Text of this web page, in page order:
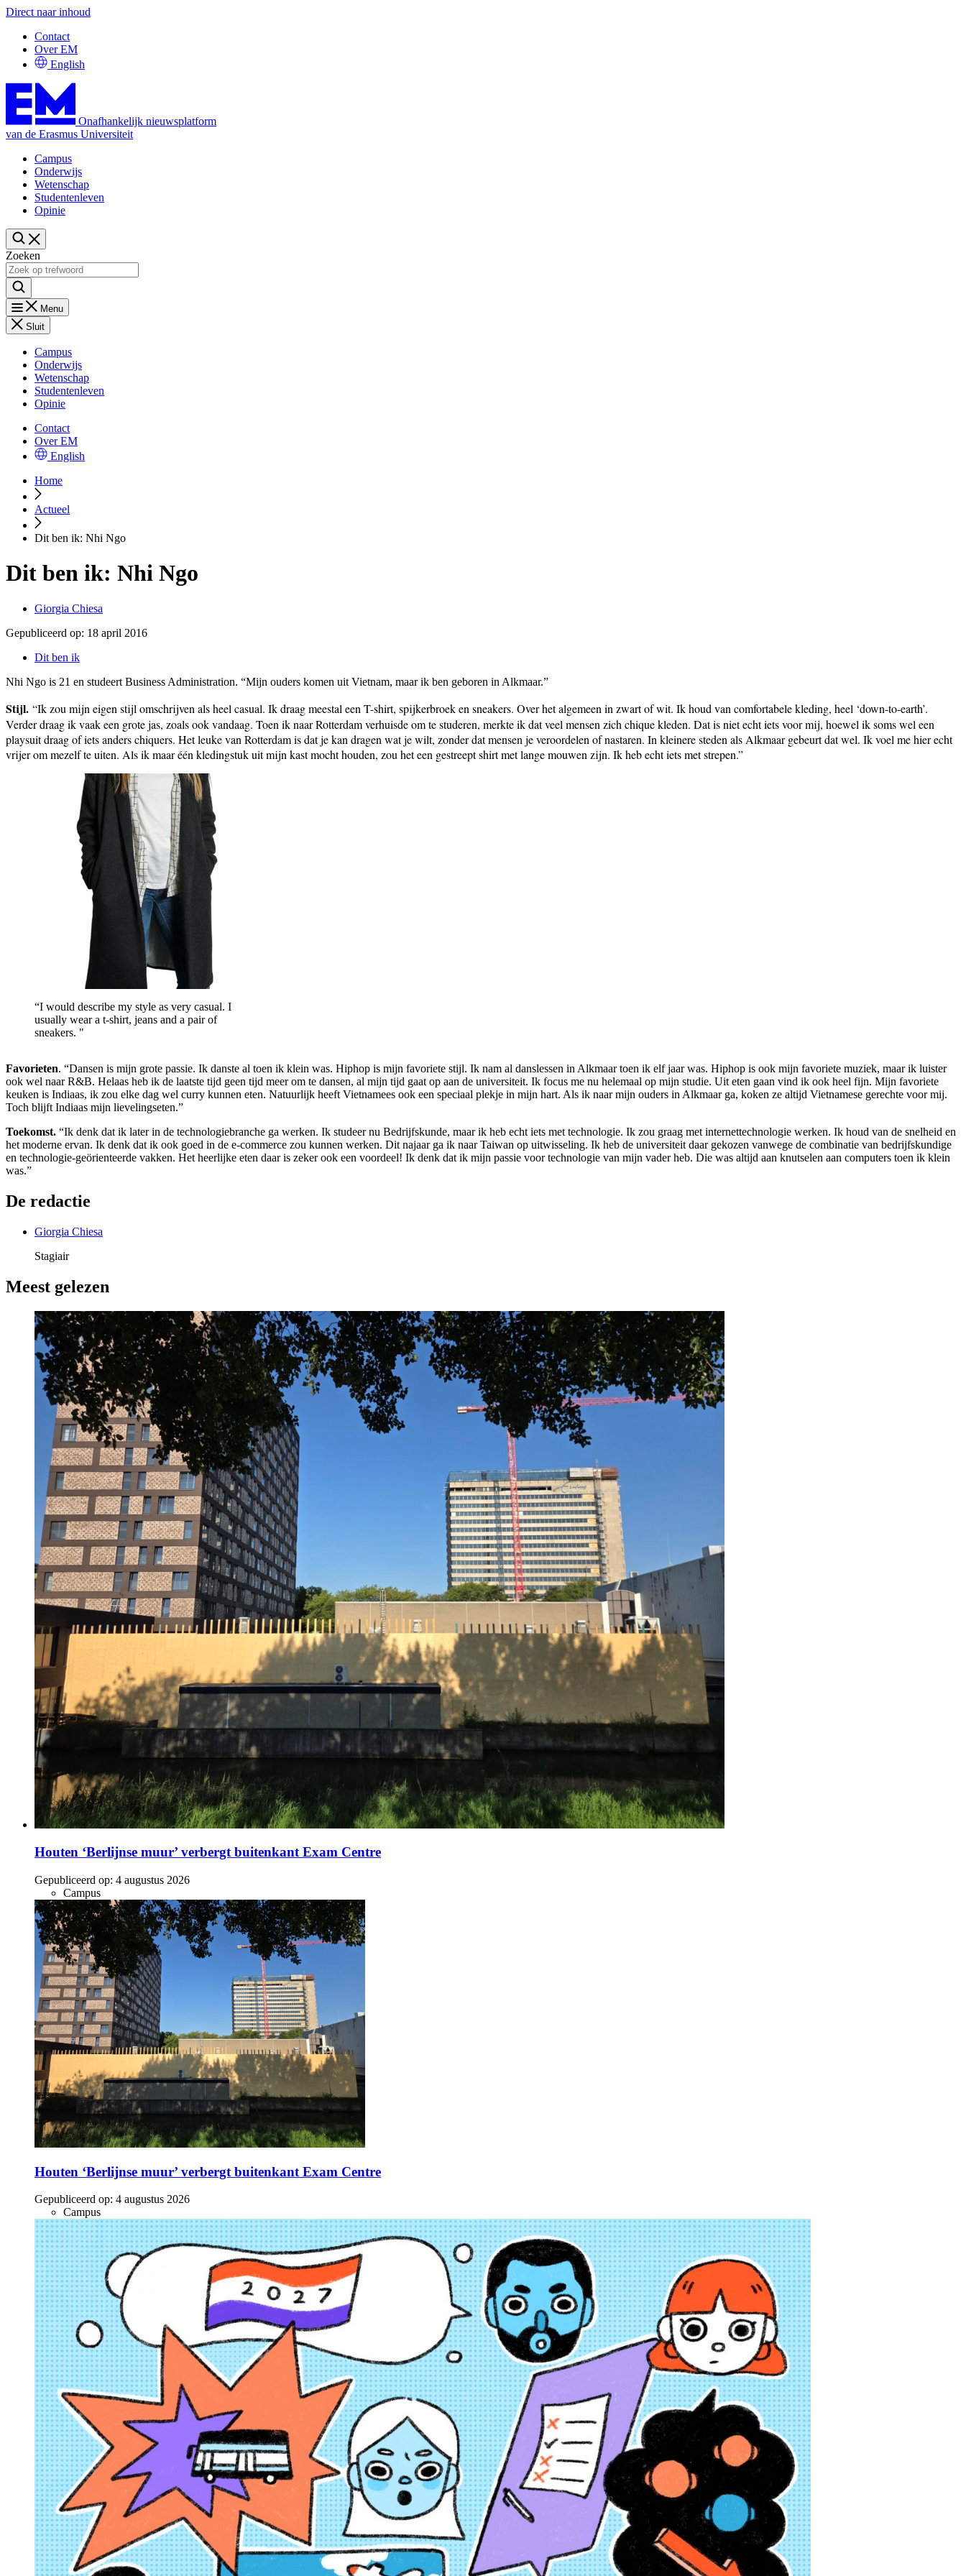
Direct naar inhoud
Contact
Over EM
English
Onafhankelijk nieuwsplatform
van de Erasmus Universiteit
Campus
Onderwijs
Wetenschap
Studentenleven
Opinie
Zoeken
Menu
Sluit
Campus
Onderwijs
Wetenschap
Studentenleven
Opinie
Contact
Over EM
English
Home
Actueel
Dit ben ik: Nhi Ngo
Dit ben ik: Nhi Ngo
Giorgia Chiesa
Gepubliceerd op: 18 april 2016
Dit ben ik
Nhi Ngo is 21 en studeert Business Administration. “Mijn ouders komen uit Vietnam, maar ik ben geboren in Alkmaar.”
Stijl. “Ik zou mijn eigen stijl omschrijven als heel casual. Ik draag meestal een T-shirt, spijkerbroek en sneakers. Over het algemeen in zwart of wit. Ik houd van comfortabele kleding, heel ‘down-to-earth’.
Verder draag ik vaak een grote jas, zoals ook vandaag. Toen ik naar Rotterdam verhuisde om te studeren, merkte ik dat veel mensen zich chique kleden. Dat is niet echt iets voor mij, hoewel ik soms wel een
playsuit draag of iets anders chiquers. Het leuke van Rotterdam is dat je kan dragen wat je wilt, zonder dat mensen je veroordelen of nastaren. In kleinere steden als Alkmaar gebeurt dat wel. Ik voel me hier echt
vrijer om mezelf te uiten. Als ik maar één kledingstuk uit mijn kast mocht houden, zou het een gestreept shirt met lange mouwen zijn. Ik heb echt iets met strepen.”
“I would describe my style as very casual. I
usually wear a t-shirt, jeans and a pair of
sneakers. "
Favorieten. “Dansen is mijn grote passie. Ik danste al toen ik klein was. Hiphop is mijn favoriete stijl. Ik nam al danslessen in Alkmaar toen ik elf jaar was. Hiphop is ook mijn favoriete muziek, maar ik luister
ook wel naar R&B. Helaas heb ik de laatste tijd geen tijd meer om te dansen, al mijn tijd gaat op aan de universiteit. Ik focus me nu helemaal op mijn studie. Uit eten gaan vind ik ook heel fijn. Mijn favoriete
keuken is Indiaas, ik zou elke dag wel curry kunnen eten. Natuurlijk heeft Vietnamees ook een speciaal plekje in mijn hart. Als ik naar mijn ouders in Alkmaar ga, koken ze altijd Vietnamese gerechte voor mij.
Toch blijft Indiaas mijn lievelingseten.”
Toekomst. “Ik denk dat ik later in de technologiebranche ga werken. Ik studeer nu Bedrijfskunde, maar ik heb echt iets met technologie. Ik zou graag met internettechnologie werken. Ik houd van de snelheid en
het moderne ervan. Ik denk dat ik ook goed in de e-commerce zou kunnen werken. Dit najaar ga ik naar Taiwan op uitwisseling. Ik heb de universiteit daar gekozen vanwege de combinatie van bedrijfskundige
en technologie-geörienteerde vakken. Het heerlijke eten daar is zeker ook een voordeel! Ik denk dat ik mijn passie voor technologie van mijn vader heb. Die was altijd aan knutselen aan computers toen ik klein
was.”
De redactie
Giorgia Chiesa
Stagiair
Meest gelezen
Houten ‘Berlijnse muur’ verbergt buitenkant Exam Centre
Gepubliceerd op: 4 augustus 2026
Campus
Houten ‘Berlijnse muur’ verbergt buitenkant Exam Centre
Gepubliceerd op: 4 augustus 2026
Campus